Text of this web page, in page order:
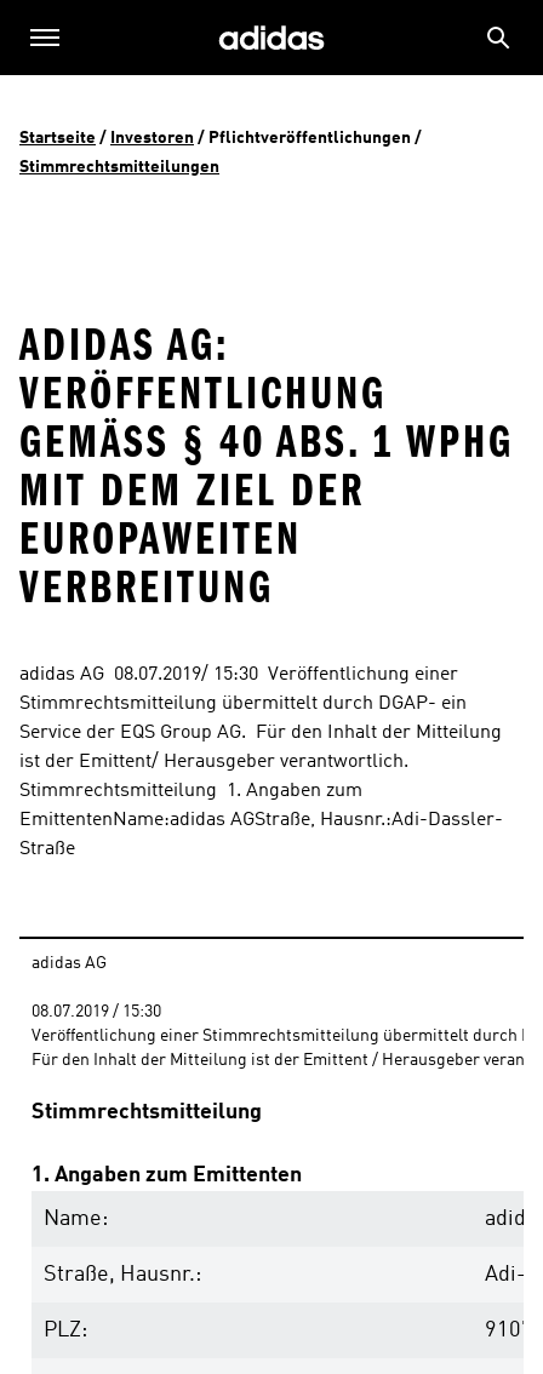
Startseite / Investoren / Pflichtveröffentlichungen
Stimmrechtsmitteilungen
ADIDAS AG:
VERÖFFENTLICHUNG
GEMÄSS § 40 ABS. 1 WPHG M
IT DEM ZIEL DER E
UROPAWEITEN V
ERBREITUNG
adidas AG  08.07.2019/ 15:30  Veröffentlichung einer
Stimmrechtsmitteilung übermittelt durch DGAP- ein
Service der EQS Group AG.  Für den Inhalt der Mitteilung
ist der Emittent/ Herausgeber verantwortlich.
Stimmrechtsmitteilung  1. Angaben zum
EmittentenName:adidas AGStraße, Hausnr.:Adi-Dassler-
Straße
adidas AG
08.07.2019 / 15:30
Veröffentlichung einer Stimmrechtsmitteilung übermittelt durch
Für den Inhalt der Mitteilung ist der Emittent / Herausgeber
Stimmrechtsmitteilung
1. Angaben zum Emittenten
Name:
Straße, Hausnr.: Adi-
PLZ: